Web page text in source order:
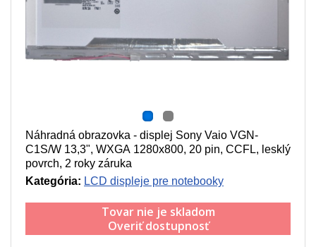
Náhradná obrazovka - displej Sony Vaio VGN-
C1S/W 13,3", WXGA 1280x800, 20 pin, CCFL, lesklý
povrch, 2 roky záruka
Kategória: LCD displeje pre notebooky
Tovar nie je skladom
Overiť dostupnosť